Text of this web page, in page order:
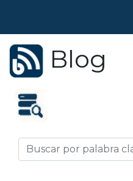
Blog